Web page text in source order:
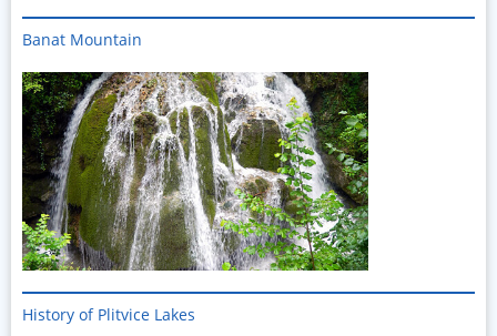
Banat Mountain
History of Plitvice Lakes